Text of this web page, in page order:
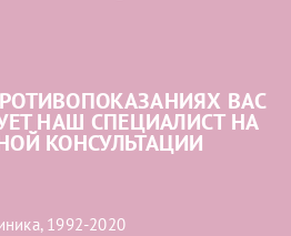
ВАС
НАШ СПЕЦИАЛИСТ НА
КОНСУЛЬТАЦИИ
1992-2020